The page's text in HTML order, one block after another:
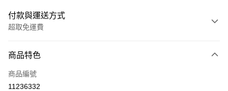
付款與運送方式
超取免運費
全家線上支付
超商取貨付款
商品特色
商品編號
11236332